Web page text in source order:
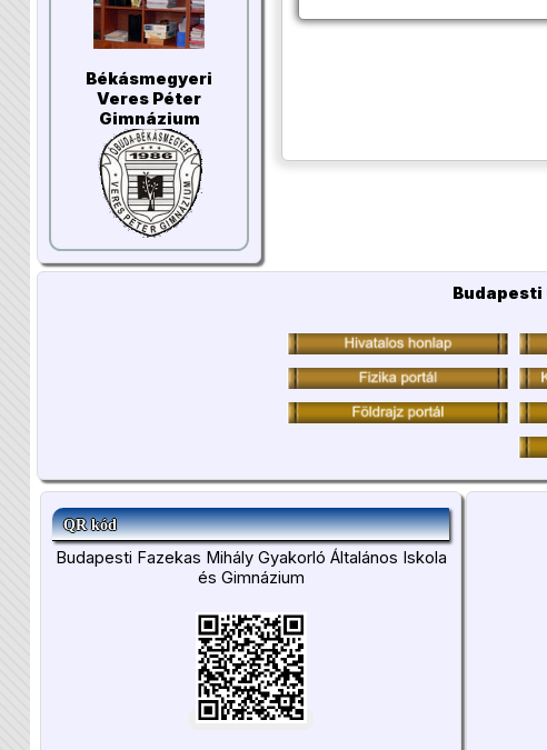
Békásmegyeri
Veres Péter
Gimnázium
Budapesti
QR kód
Budapesti Fazekas Mihály Gyakorló Általános Iskola
és Gimnázium